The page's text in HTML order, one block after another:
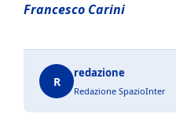
Francesco Carini
R
redazione
Redazione SpazioInter